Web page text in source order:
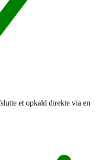
et opkald direkte via en